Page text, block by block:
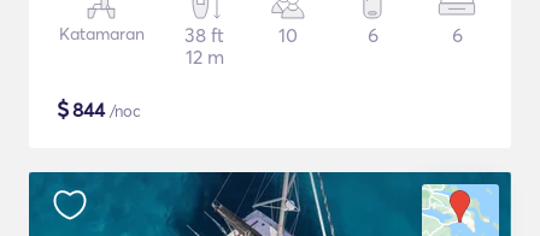
Katamaran
38 ft
12 m
10 6 6
$844/noc